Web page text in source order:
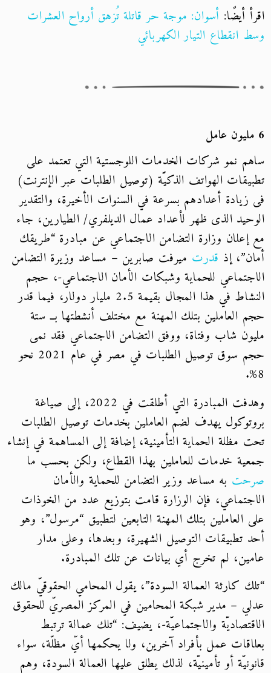
اقرأ أيضًا: أسوان: موجة حر قاتلة تُزهق أرواح العشرات
وسط انقطاع التيار الكهربائي
6 مليون عامل
ساهم نمو شركات الخدمات اللوجستية التي تعتمد على
تطبيقات الهواتف الذكيَّة (توصيل الطلبات عبر الإنترنت)
فى زيادة أعدادهم بسرعة في السنوات الأخيرة، والتقدير
الوحيد الذى ظهر لأعداد عمال الديلفري/ الطيارين، جاء
مع إعلان وزارة التضامن الاجتماعي عن مبادرة “طريقك
أمان”، إذ قدرت ميرفت صابرين – مساعد وزيرة التضامن
الاجتماعي للحماية وشبكات الأمان الاجتماعي-، حجم
النشاط في هذا المجال بقيمة 2.5 مليار دولار، فيما قدر
حجم العاملين بتلك المهنة مع مختلف أنشطتها بــ ستة
مليون شاب وفتاة، ووفق التضامن الاجتماعي فقد نمى
حجم سوق توصيل الطلبات في مصر في عام 2021 نحو
8%.
وهدفت المبادرة التي أطلقت في 2022، إلى صياغة
بروتوكول يهدف لضم العاملين بخدمات توصيل الطلبات
تحت مظلة الحماية التأمينية، إضافة إلى المساهمة في إنشاء
جمعية خدمات للعاملين بهذا القطاع، ولكن بحسب ما
صرحت به مساعد وزير التضامن للحماية والأمان
الاجتماعي، فإن الوزارة قامت بتوزيع عدد من الخوذات
على العاملين بتلك المهنة التابعين لتطبيق “مرسول”، وهو
أحد تطبيقات التوصيل الشهيرة، وبعدها، وعلى مدار
عامين، لم تخرج أي بيانات عن تلك المبادرة.
“تلك كارثة العمالة السودة”، يقول المحامي الحقوقيّ مالك
عدلي – مدير شبكة المحامين في المركز المصريّ للحقوق
الاقتصاديّة والاجتماعيّة-، يضيف: “تلك عمالة ترتبط
بعلاقات عمل بأفراد آخرين، ولا يحكمها أيّ مظلّة، سواء
قانونيّة أو تأمينيّة، لذلك يطلق عليها العمالة السودة، وهم